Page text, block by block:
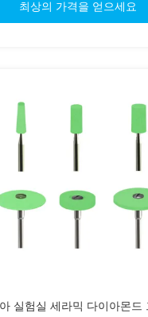
최상의 가격을 얻으세요
실험실 세라믹 다이아몬드